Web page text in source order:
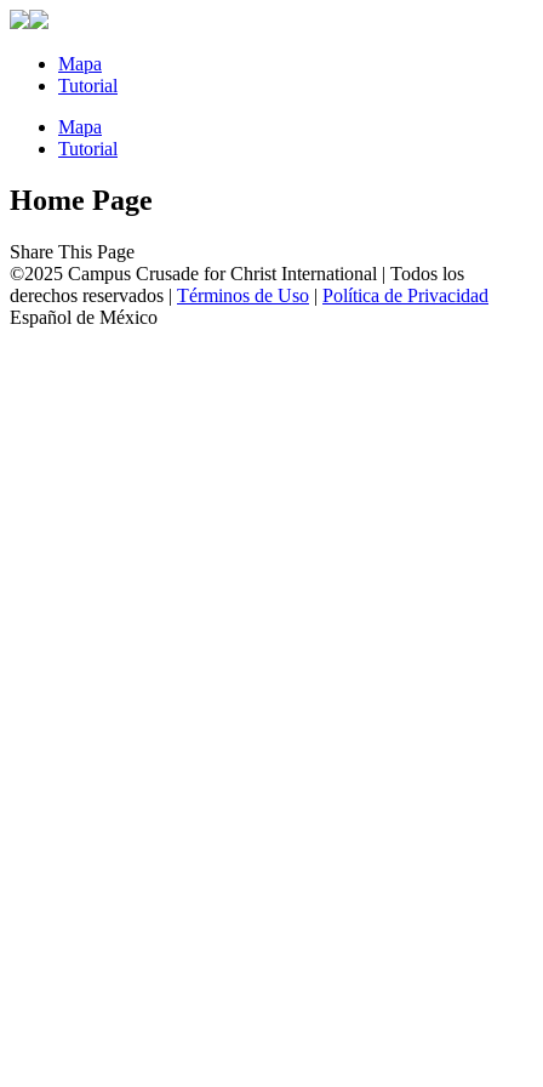
Mapa
Tutorial
Mapa
Tutorial
Home Page
Share This Page
©2025 Campus Crusade for Christ International | Todos los
derechos reservados | Términos de Uso | Política de Privacidad
Español de México